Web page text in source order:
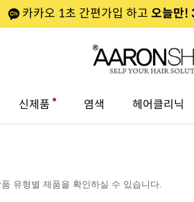
카카오 1초 간편가입 하고 오늘만!
신제품 염색 헤어클리닉
유형별 제품을 확인하실 수 있습니다.